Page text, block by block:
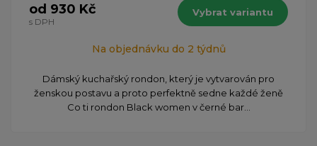
od 930 Kč
s DPH
Vybrat variantu
Na objednávku do 2 týdnů
Dámský kuchařský rondon, který je vytvarován pro
ženskou postavu a proto perfektně sedne každé ženě
Co ti rondon Black women v černé bar...